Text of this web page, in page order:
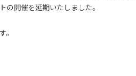
開催を延期いたしました。
。